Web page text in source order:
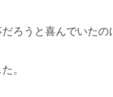
ろうと喜んでいたの
。